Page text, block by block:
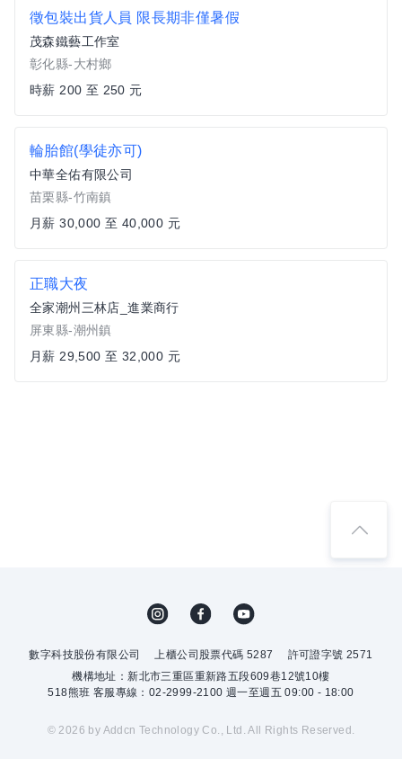
徵包裝出貨人員 限長期非僅暑假
茂森鐵藝工作室
彰化縣-大村鄉
時薪 200 至 250 元
輪胎館(學徒亦可)
中華全佑有限公司
苗栗縣-竹南鎮
月薪 30,000 至 40,000 元
正職大夜
全家潮州三林店_進業商行
屏東縣-潮州鎮
月薪 29,500 至 32,000 元
數字科技股份有限公司 上櫃公司股票代碼 5287
許可證字號 2571
機構地址：新北市三重區重新路五段609巷12號10樓
518熊班 客服專線：02-2999-2100 週一至週五 09:00 - 18:00
© 2026 by Addcn Technology Co., Ltd. All Rights Reserved.